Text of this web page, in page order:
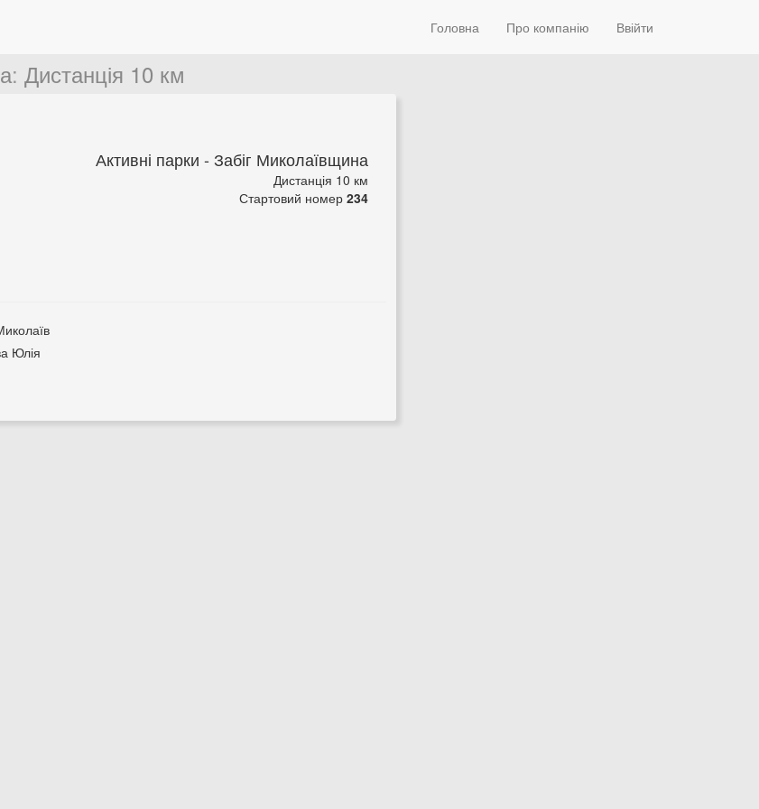
Головна Про компанію Ввійти
: Дистанція 10 км
Активні парки - Забіг Миколаївщина
Дистанція 10 км
Стартовий номер 234
Юлія